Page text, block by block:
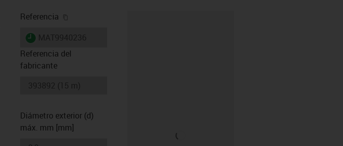
Referencia
igus-icon-lieferzeit
Referencia del
fabricante
Diámetro exterior (d)
máx. mm [mm]